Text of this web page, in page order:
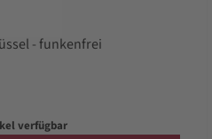
- funkenfrei
verfügbar